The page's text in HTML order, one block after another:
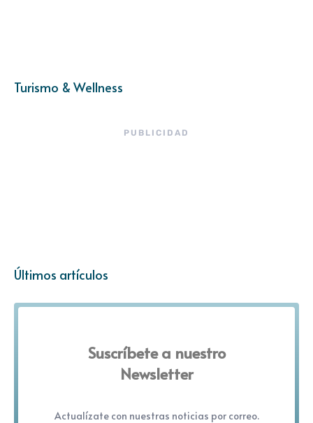
Turismo & Wellness
PUBLICIDAD
Últimos artículos
Suscríbete a nuestro
Newsletter
Actualízate con nuestras noticias por correo.